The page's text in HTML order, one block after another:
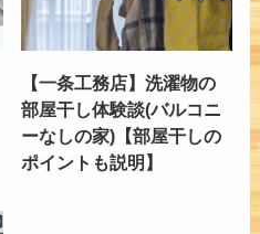
【一条工務店】洗濯物の
部屋干し体験談(バルコニ
ーなしの家)【部屋干しの
ポイントも説明】